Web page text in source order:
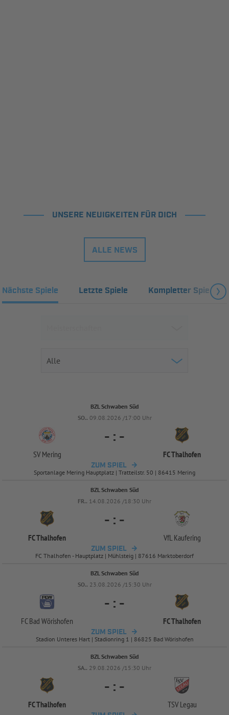
UNSERE NEUIGKEITEN FÜR DICH
ALLE NEWS
Nächste Spiele Letzte Spiele Kompletter Spielplan
BZL Schwaben Süd
SO.. 09.08.2026 /17:00 Uhr
SV Mering
- : -
FC Thalhofen
ZUM SPIEL
Sportanlage Mering Hauptplatz | Tratteilstr. 50 | 86415 Mering
BZL Schwaben Süd
FR.. 14.08.2026 /18:30 Uhr
FC Thalhofen
- : -
VfL Kaufering
ZUM SPIEL
FC Thalhofen - Hauptplatz | Mühlsteig | 87616 Marktoberdorf
BZL Schwaben Süd
SO.. 23.08.2026 /15:30 Uhr
FC Bad Wörishofen
- : -
FC Thalhofen
ZUM SPIEL
Stadion Unteres Hart | Stadionring 1 | 86825 Bad Wörishofen
BZL Schwaben Süd
SA.. 29.08.2026 /15:30 Uhr
FC Thalhofen
- : -
TSV Legau